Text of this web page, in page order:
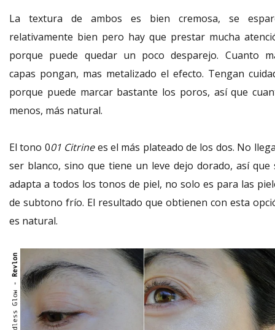
La textura de ambos es bien cremosa, se
relativamente bien pero hay que prestar mucha
porque puede quedar un poco desparejo. Cuanto
capas pongan, mas metalizado el efecto. Tengan
porque puede marcar bastante los poros, así que
menos, más natural.
El tono 001 Citrinees el más plateado de los dos. No
ser blanco, sino que tiene un leve dejo dorado, así que
adapta a todos los tonos de piel, no solo es para las
de subtono frío. El resultado que obtienen con esta
es natural.